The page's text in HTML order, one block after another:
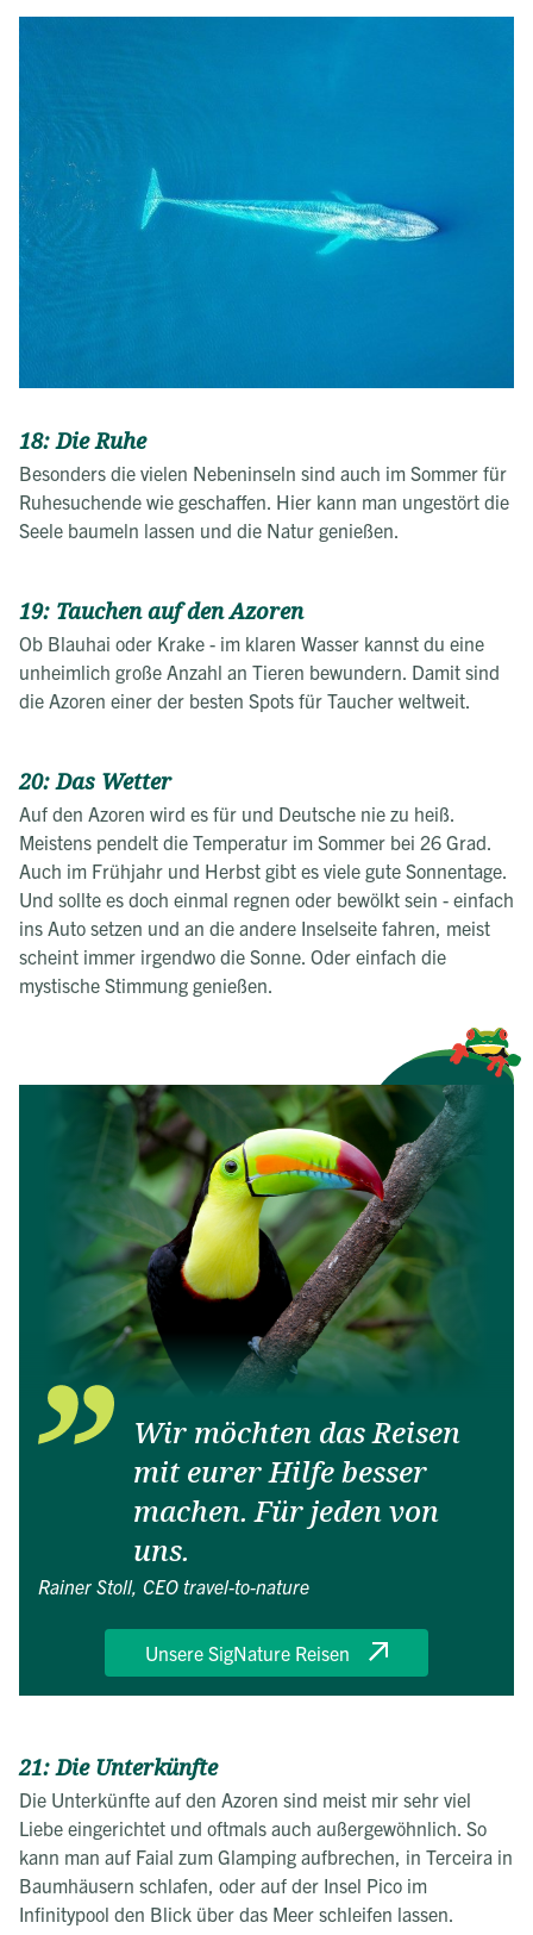
18: Die Ruhe
Besonders die vielen Nebeninseln sind auch im Sommer für
Ruhesuchende wie geschaffen. Hier kann man ungestört die
Seele baumeln lassen und die Natur genießen.
19: Tauchen auf den Azoren
Ob Blauhai oder Krake - im klaren Wasser kannst du eine
unheimlich große Anzahl an Tieren bewundern. Damit sind
die Azoren einer der besten Spots für Taucher weltweit.
20: Das Wetter
Auf den Azoren wird es für und Deutsche nie zu heiß.
Meistens pendelt die Temperatur im Sommer bei 26 Grad.
Auch im Frühjahr und Herbst gibt es viele gute Sonnentage.
Und sollte es doch einmal regnen oder bewölkt sein - einfach
ins Auto setzen und an die andere Inselseite fahren, meist
scheint immer irgendwo die Sonne. Oder einfach die
mystische Stimmung genießen.
Wir möchten das Reisen
mit eurer Hilfe besser
machen. Für jeden von
uns.
Rainer Stoll, CEO travel-to-nature
Unsere SigNature Reisen
21: Die Unterkünfte
Die Unterkünfte auf den Azoren sind meist mir sehr viel
Liebe eingerichtet und oftmals auch außergewöhnlich. So
kann man auf Faial zum Glamping aufbrechen, in Terceira in
Baumhäusern schlafen, oder auf der Insel Pico im
Infinitypool den Blick über das Meer schleifen lassen.